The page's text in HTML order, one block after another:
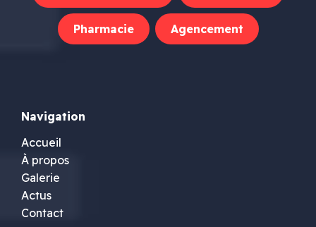
Pharmacie Agencement
Navigation
Accueil
À propos
Galerie
Actus
Contact